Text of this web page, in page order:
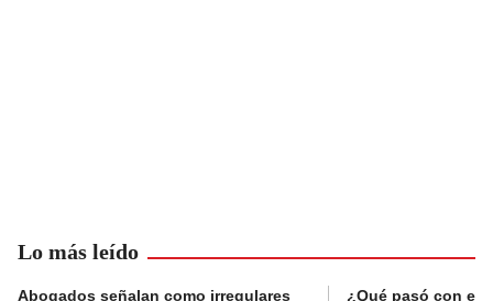
Lo más leído
Abogados señalan como irregulares
¿Qué pasó con el